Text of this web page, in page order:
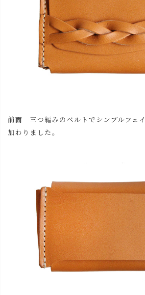
前面 三つ編みのベルトでシンプルフェ
加わりました。